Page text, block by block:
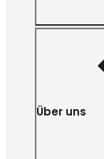
Über uns